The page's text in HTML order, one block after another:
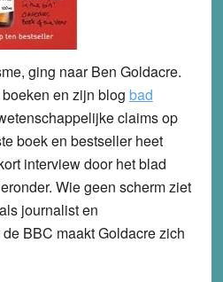
ging naar Ben Goldacre.
en zijn blog bad
claims op
boek en bestseller heet
interview door het blad
Wie geen scherm ziet
journalist en
BBC maakt Goldacre zich